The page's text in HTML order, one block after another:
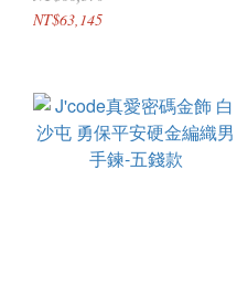
NT$63,145